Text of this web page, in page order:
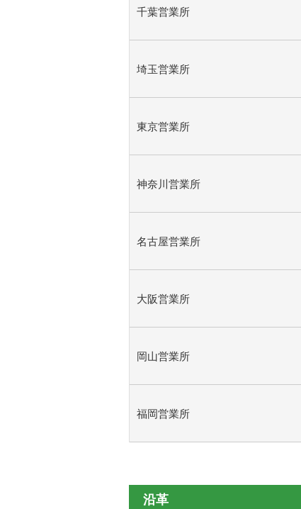
千葉営業所
埼玉営業所
東京営業所
神奈川営業所
名古屋営業所
大阪営業所
岡山営業所
福岡営業所
沿革